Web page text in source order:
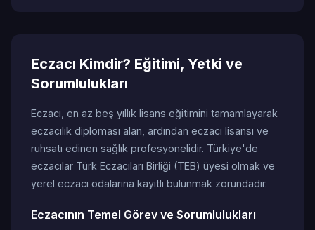
Eczacı Kimdir? Eğitimi, Yetki ve
Sorumlulukları
Eczacı, en az beş yıllık lisans eğitimini tamamlayarak
eczacılık diploması alan, ardından eczacı lisansı ve
ruhsatı edinen sağlık profesyonelidir. Türkiye'de
eczacılar Türk Eczacıları Birliği (TEB) üyesi olmak ve
yerel eczacı odalarına kayıtlı bulunmak zorundadır.
Eczacının Temel Görev ve Sorumlulukları